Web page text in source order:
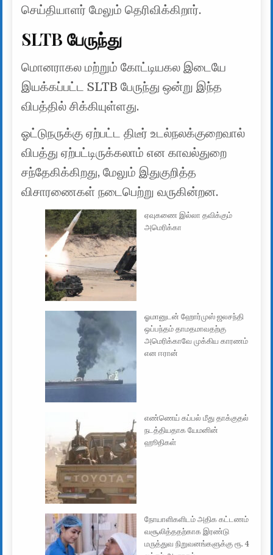
செய்தியாளர் மேலும் தெரிவிக்கிறார்.
SLTB பேருந்து
மொனராகல மற்றும் கோட்டியகல இடையே
இயக்கப்பட்ட SLTB பேருந்து ஒன்று இந்த
விபத்தில் சிக்கியுள்ளது.
ஓட்டுநருக்கு ஏற்பட்ட திடீர் உடல்நலக்குறைவால்
விபத்து ஏற்பட்டிருக்கலாம் என காவல்துறை
சந்தேகிக்கிறது, மேலும் இதுகுறித்த
விசாரணைகள் நடைபெற்று வருகின்றன.
ஏவுகணை இல்லா தவிக்கும்
அமெரிக்கா
ஓமானுடன் ஹோர்முஸ் ஜலசந்தி
ஒப்பந்தம் தாமதமாவதற்கு
அமெரிக்காவே முக்கிய காரணம்
என ஈரான்
எண்ணெய் கப்பல் மீது தாக்குதல்
நடத்தியதாக யேமனின்
ஹூதிகள்
நோயாளிகளிடம் அதிக கட்டணம்
வசூலித்ததற்காக இரண்டு
மருத்துவ நிறுவனங்களுக்கு ரூ. 4